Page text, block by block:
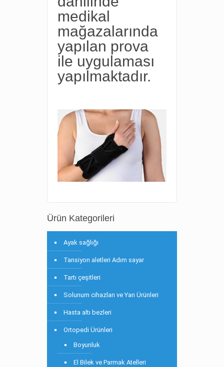
medikal
mağazalarında
yapılan prova
ile uygulaması
yapılmaktadır.
Ürün Kategorileri
Ayak sağlığı
Tansiyon aletleri Adım sayar
Tartı çeşitleri
Solunum cihazları ve Yan Ürünleri
Hasta altı bezleri
Ortopedi Ürünleri
Boyunluk
El Bilek ve Parmak Atelleri